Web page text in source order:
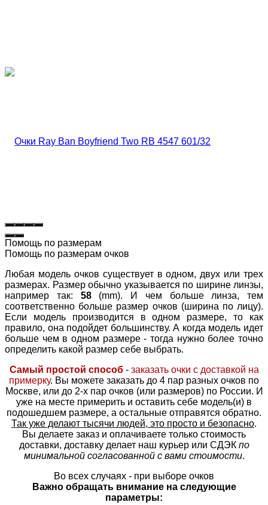
Помощь по размерам
Помощь по размерам очков
Любая модель очков существует в одном, двух или трех
размерах. Размер обычно указывается по ширине линзы,
например так: 58(mm). И чем больше линза, тем
соответственно больше размер очков (ширина по лицу).
Если модель производится в одном размере, то как
правило, она подойдет большинству. А когда модель идет
больше чем в одном размере - тогда нужно более точно
определить какой размер себе выбрать.
Самый простой способ- заказать очки с доставкой на
примерку. Вы можете заказать до 4 пар разных очков по
Москве, или до 2-х пар очков (или размеров) по России. И
уже на месте примерить и оставить себе модель(и) в
подошедшем размере, а остальные отправятся обратно.
Так уже делают тысячи людей, это просто и безопасно.
Вы делаете заказ и оплачиваете только стоимость
доставки, доставку делает наш курьер или СДЭК по
минимальной согласованной с вами стоимости.
Во всех случаях - при выборе очков
Важно обращать внимание на следующие
параметры: